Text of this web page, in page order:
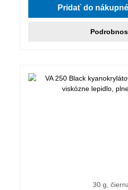
Pridať do
30 g,